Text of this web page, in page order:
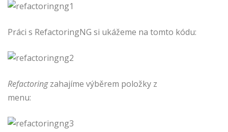
Práci s RefactoringNG si ukážeme na tomto kódu:
Refactoringzahajíme výběrem položky z
menu: